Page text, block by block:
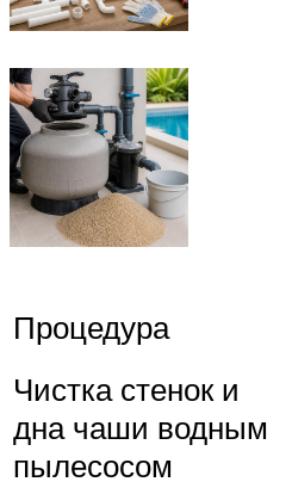
Процедура
Чистка стенок и
дна чаши водным
пылесосом